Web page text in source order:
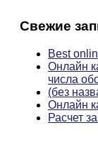
Свежие
Best
Онлайн
числа
(без
Онлайн
Расчет